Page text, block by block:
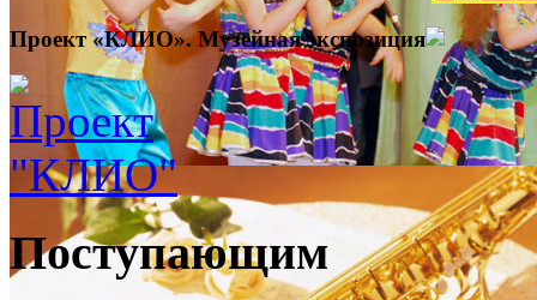
Проект «КЛИО». Музейная экспозиция
Поступающим